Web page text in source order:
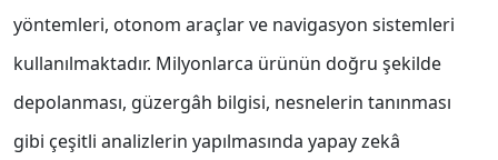
yöntemleri, otonom araçlar ve navigasyon sistemleri
kullanılmaktadır. Milyonlarca ürünün doğru şekilde
depolanması, güzergâh bilgisi, nesnelerin tanınması
gibi çeşitli analizlerin yapılmasında yapay zekâ